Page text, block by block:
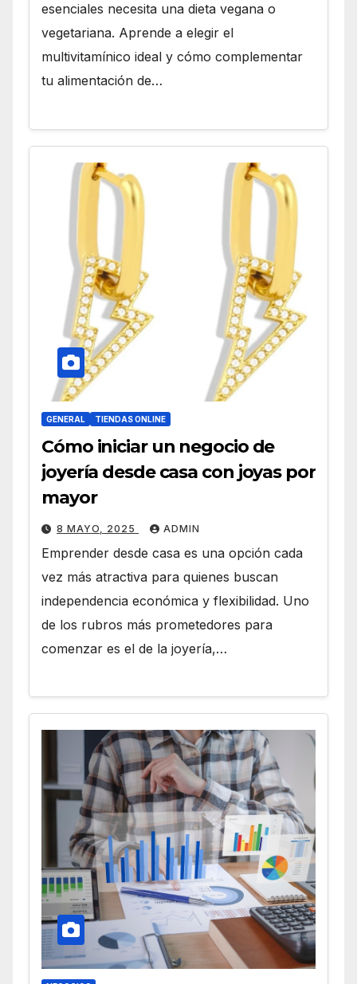
esenciales necesita una dieta vegana o
vegetariana. Aprende a elegir el
multivitamínico ideal y cómo complementar
tu alimentación de…
GENERAL TIENDAS ONLINE
Cómo iniciar un negocio de
joyería desde casa con joyas por
mayor
8 MAYO, 2025 ADMIN
Emprender desde casa es una opción cada
vez más atractiva para quienes buscan
independencia económica y flexibilidad. Uno
de los rubros más prometedores para
comenzar es el de la joyería,…